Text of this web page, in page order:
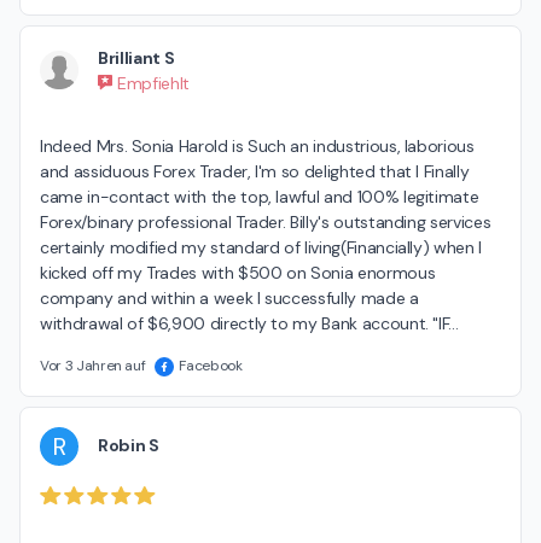
Brilliant S
Empfiehlt
Indeed Mrs. Sonia Harold is Such an industrious, laborious
and assiduous Forex Trader, I'm so delighted that I Finally
came in-contact with the top, lawful and 100% legitimate
Forex/binary professional Trader. Billy's outstanding services
certainly modified my standard of living(Financially) when I
kicked off my Trades with $500 on Sonia enormous
company and within a week I successfully made a
withdrawal of $6,900 directly to my Bank account. "IF…
Vor 3 Jahren auf Facebook
R Robin S